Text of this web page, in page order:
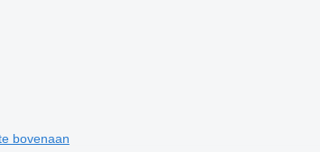
bovenaan